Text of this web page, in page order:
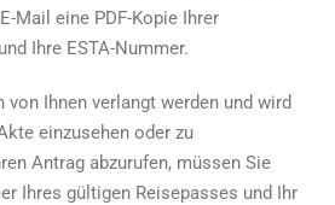
Mail eine PDF-Kopie Ihrer
Ihre ESTA-Nummer.
von Ihnen verlangt werden und wird
einzusehen oder zu
Antrag abzurufen, müssen Sie
Ihres gültigen Reisepasses und Ihr